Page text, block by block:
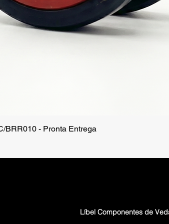
Vista rápida
BRR010 - Pronta Entrega
Líbel Componentes de